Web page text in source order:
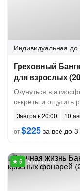
Индивидуальная до
Греховный
для взрослых
Окунуться в
секреты и ощутить
Завтра в 20:00
10
от$225 за всё до 3
5 отзывов